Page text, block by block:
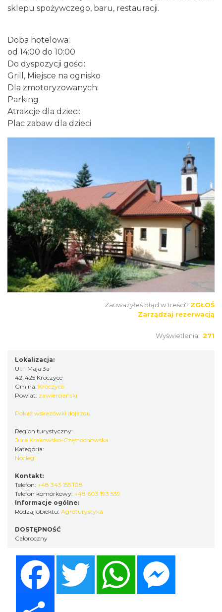
sklepu spożywczego, baru, restauracji.
Doba hotelowa:
od 14:00 do 10:00
Do dyspozycji gości:
Grill, Miejsce na ognisko
Dla zmotoryzowanych:
Parking
Atrakcje dla dzieci:
Plac zabaw dla dzieci
Zauważyłeś błąd w treści? ZGŁOŚ
Zarządzaj rezerwacją
Wyświetlenia: 271
Lokalizacja:
Ul. 1 Maja 3a
42-425 Kroczyce
Gmina: Kroczyce
Powiat: zawierciański
Pokaż wskazówki dojazdu
Region turystyczny:
Jura Krakowsko-Częstochowska
Kategoria:
Noclegi
Kontakt:
Telefon: +48 343 155 108
Telefon komórkowy: +48 603 193 539
Informacje ogólne:
Rodzaj obiektu: Agroturystyka
DOSTĘPNOŚĆ
Całoroczny
Twitter WhatsApp